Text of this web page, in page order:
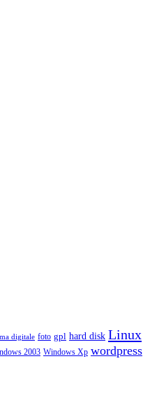
digitale foto gpl hard disk Linux
2003 Windows Xp wordpress